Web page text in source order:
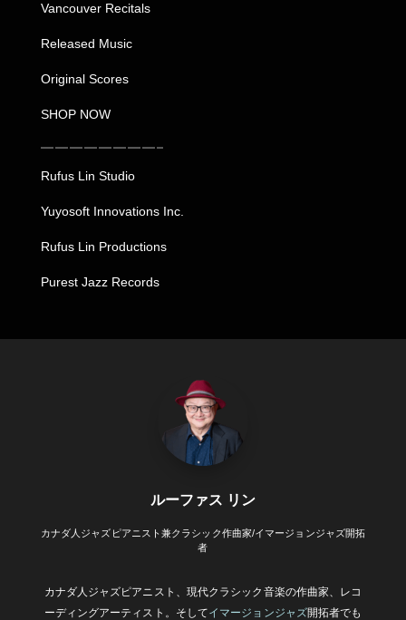
Vancouver Recitals
Released Music
Original Scores
SHOP NOW
————————–
Rufus Lin Studio
Yuyosoft Innovations Inc.
Rufus Lin Productions
Purest Jazz Records
ルーファス リン
カナダ人ジャズピアニスト兼クラシック作曲家/イマージョンジャズ開拓
者
カナダ人ジャズピアニスト、現代クラシック音楽の作曲家、レコ
ーディングアーティスト。そしてイマージョンジャズ開拓者でも